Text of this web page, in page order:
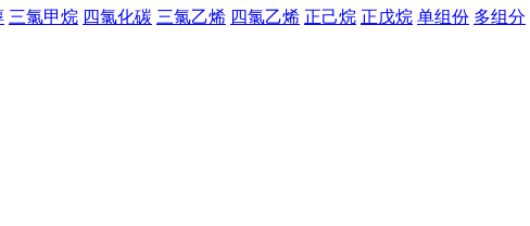
三氯甲烷 四氯化碳 三氯乙烯 四氯乙烯 正己烷 正戊烷 单组份 多组分